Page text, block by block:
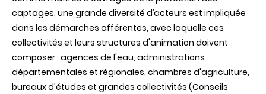
captages, une grande diversité d’acteurs est impliquée
dans les démarches afférentes, avec laquelle ces
collectivités et leurs structures d'animation doivent
composer : agences de l'eau, administrations
départementales et régionales, chambres d'agriculture,
bureaux d'études et grandes collectivités (Conseils